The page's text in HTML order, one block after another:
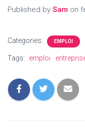
Published by Sam on
Categories: EMPLOI
Tags: emploi